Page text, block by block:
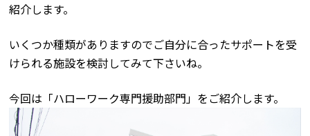
紹介します。
いくつか種類がありますのでご自分に合ったサポートを受
けられる施設を検討してみて下さいね。
今回は「ハローワーク専門援助部門」をご紹介します。